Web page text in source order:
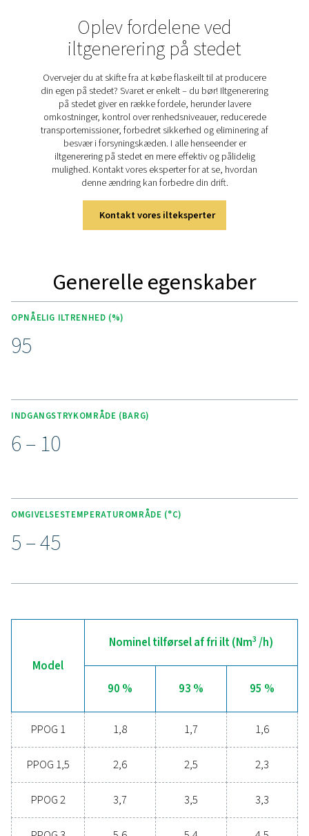
NØGLEFUNKTIONER
Avanceret Purelogic Touch-
PPOG 1-137 HE-iltgeneratoren er udstyret med den
Purelogic Touch-styreenhed, der tilbyder avanceret
med intuitiv betjening. Denne regulator maksimerer
fødeluftkvaliteten samt præcis styring og måling af
For ekstra bekvemmelighed giver det valgfrie 24/7
fjernovervågningssystem mulighed for sporing i realtid
data såsom flow, tryk og renhed, hvilket yderligere
pålideligheden og effektiviteten af din
Denne problemfri integration sikrer optimal ydeevne og
problemfri drift til alle dine krav til iltgenerering.
Oplev fordelene ved
iltgenerering på stedet